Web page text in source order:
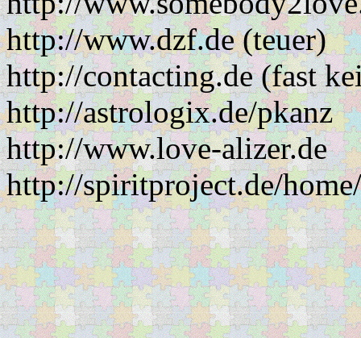
http://www.dzf.de (teuer)
http://contacting.de (fast
http://astrologix.de/pkanz
http://www.love-alizer.de
http://spiritproject.de/